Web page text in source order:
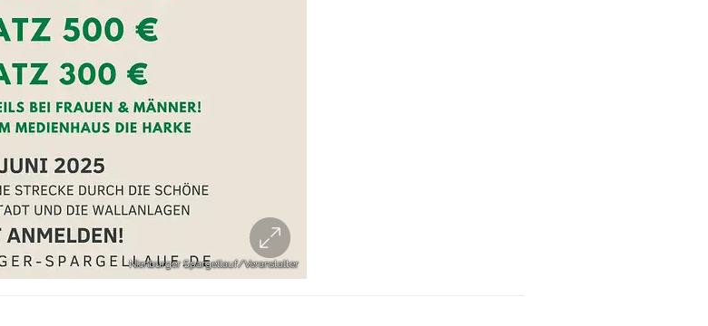
Nienburger Spargellauf/Veranstalter